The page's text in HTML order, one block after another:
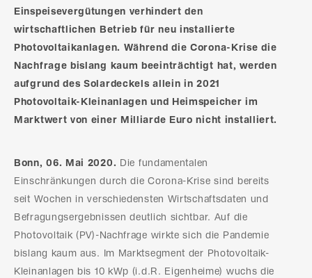
Einspeisevergütungen verhindert den
wirtschaftlichen Betrieb für neu installierte
Photovoltaikanlagen. Während die Corona-Krise die
Nachfrage bislang kaum beeinträchtigt hat, werden
aufgrund des Solardeckels allein in 2021
Photovoltaik-Kleinanlagen und Heimspeicher im
Marktwert von einer Milliarde Euro nicht installiert.
Bonn, 06. Mai 2020. Die fundamentalen
Einschränkungen durch die Corona-Krise sind bereits
seit Wochen in verschiedensten Wirtschaftsdaten und
Befragungsergebnissen deutlich sichtbar. Auf die
Photovoltaik (PV)-Nachfrage wirkte sich die Pandemie
bislang kaum aus. Im Marktsegment der Photovoltaik-
Kleinanlagen bis 10 kWp (i.d.R. Eigenheime) wuchs die